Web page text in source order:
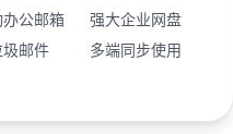
公邮箱
强大企业网盘
邮件
多端同步使用